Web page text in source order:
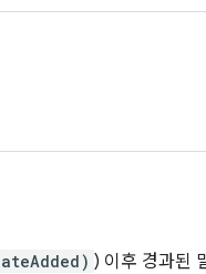
) 이후 경과된